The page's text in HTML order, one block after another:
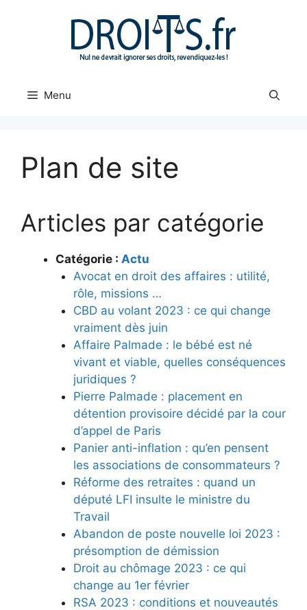
Menu
Plan de site
Articles par catégorie
Catégorie : Actu
Avocat en droit des affaires : utilité,
rôle, missions …
CBD au volant 2023 : ce qui change
vraiment dès juin
Affaire Palmade : le bébé est né
vivant et viable, quelles conséquences
juridiques ?
Pierre Palmade : placement en
détention provisoire décidé par la cour
d’appel de Paris
Panier anti-inflation : qu’en pensent
les associations de consommateurs ?
Réforme des retraites : quand un
député LFI insulte le ministre du
Travail
Abandon de poste nouvelle loi 2023 :
présomption de démission
Droit au chômage 2023 : ce qui
change au 1er février
RSA 2023 : conditions et nouveautés